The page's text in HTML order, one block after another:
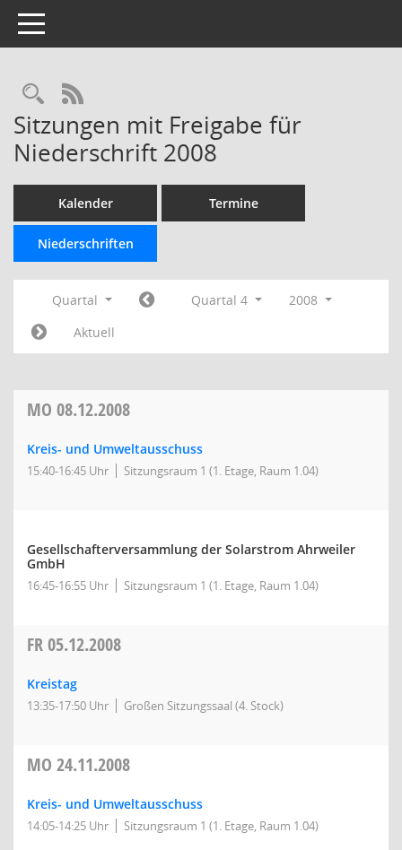
Toggle navigation
Rechercheauswahl
RSS-Feed
Sitzungen mit Freigabe für
Niederschrift 2008
Kalender Termine
Niederschriften
Quartal Quartal 4
2008
Aktuell
MO 08.12.2008
Kreis- und Umweltausschuss
15:40-16:45 Uhr Sitzungsraum 1 (1. Etage, Raum 1.04)
Gesellschafterversammlung der Solarstrom Ahrweiler
GmbH
16:45-16:55 Uhr Sitzungsraum 1 (1. Etage, Raum 1.04)
FR05.12.2008
Kreistag
13:35-17:50 Uhr Großen Sitzungssaal (4. Stock)
MO 24.11.2008
Kreis- und Umweltausschuss
14:05-14:25 Uhr Sitzungsraum 1 (1. Etage, Raum 1.04)